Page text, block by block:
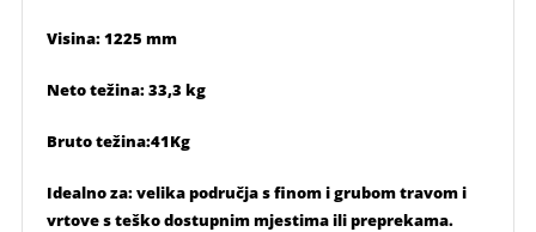
Visina: 1225 mm
Neto težina: 33,3 kg
Bruto težina:41Kg
Idealno za: velika područja s finom i grubom travom i
vrtove s teško dostupnim mjestima ili preprekama.